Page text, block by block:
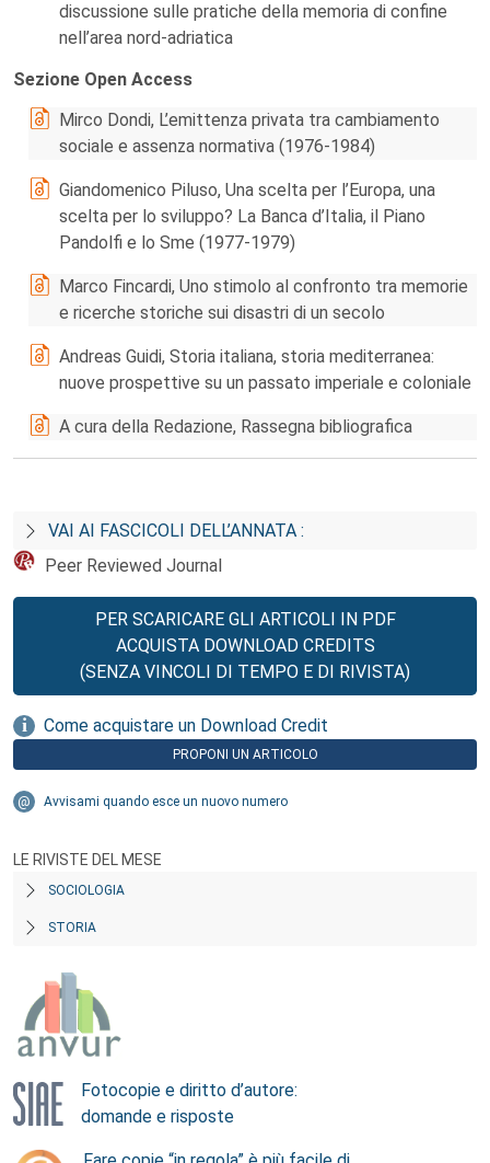
discussione sulle pratiche della memoria di confine
nell’area nord-adriatica
Sezione Open Access
Mirco Dondi, L’emittenza privata tra cambiamento
sociale e assenza normativa (1976-1984)
Giandomenico Piluso, Una scelta per l’Europa, una
scelta per lo sviluppo? La Banca d’Italia, il Piano
Pandolfi e lo Sme (1977-1979)
Marco Fincardi, Uno stimolo al confronto tra memorie
e ricerche storiche sui disastri di un secolo
Andreas Guidi, Storia italiana, storia mediterranea:
nuove prospettive su un passato imperiale e coloniale
A cura della Redazione, Rassegna bibliografica
VAI AI FASCICOLI DELL’ANNATA :
Peer Reviewed Journal
PER SCARICARE GLI ARTICOLI IN PDF
ACQUISTA DOWNLOAD CREDITS
(SENZA VINCOLI DI TEMPO E DI RIVISTA)
Come acquistare un Download Credit
PROPONI UN ARTICOLO
Avvisami quando esce un nuovo numero
LE RIVISTE DEL MESE
SOCIOLOGIA
STORIA
Fotocopie e diritto d’autore:
domande e risposte